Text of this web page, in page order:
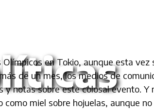
en Tokio, aunque esta
de un mes, los medios de
notas sobre este colosal evento. Y
miel sobre hojuelas, aunque